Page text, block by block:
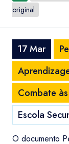
original
17 Mar
Combate
Escola
O documento